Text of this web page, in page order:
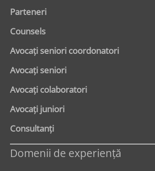
asigurări
din
Parteneri
Counsels
Avocaţi seniori coordonatori
Avocaţi seniori
Avocaţi colaboratori
Avocaţi juniori
Consultanți
Domenii de experienţă